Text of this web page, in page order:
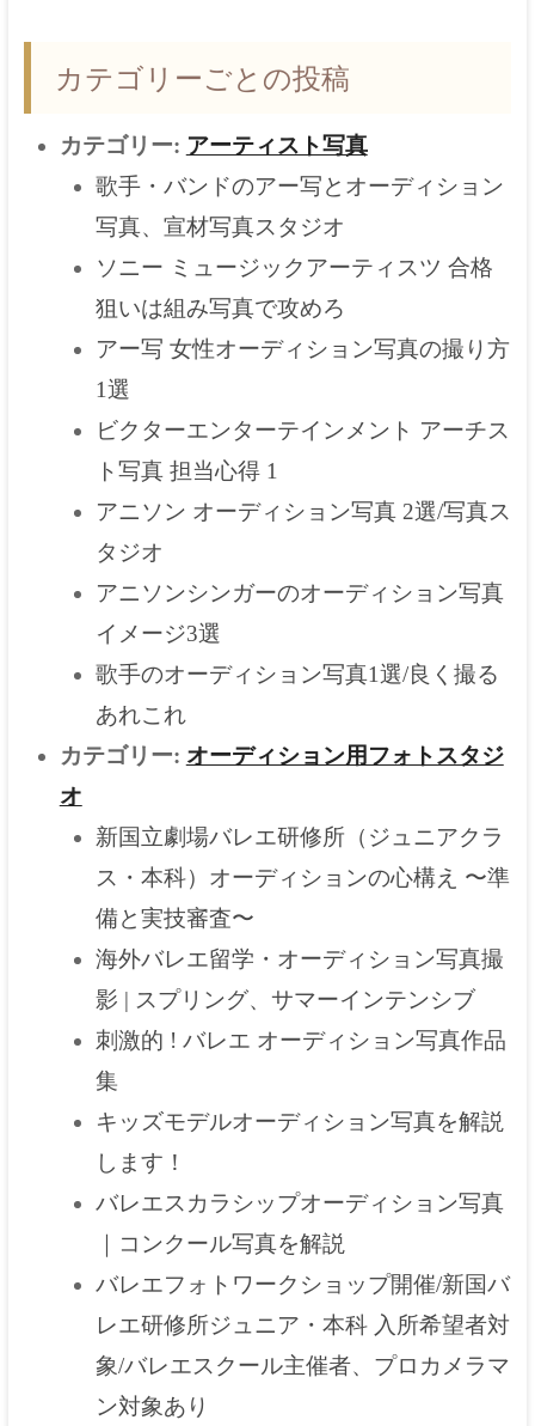
カテゴリーごとの投稿
カテゴリー: アーティスト写真
歌手・バンドのアー写とオーディション
写真、宣材写真スタジオ
ソニー ミュージックアーティスツ 合格
狙いは組み写真で攻めろ
アー写 女性オーディション写真の撮り方
1選
ビクターエンターテインメント アーチス
ト写真 担当心得 1
アニソン オーディション写真 2選/写真ス
タジオ
アニソンシンガーのオーディション写真
イメージ3選
歌手のオーディション写真1選/良く撮る
あれこれ
カテゴリー: オーディション用フォトスタジ
オ
新国立劇場バレエ研修所（ジュニアクラ
ス・本科）オーディションの心構え 〜準
備と実技審査〜
海外バレエ留学・オーディション写真撮
影 | スプリング、サマーインテンシブ
刺激的 ! バレエ オーディション写真作品
集
キッズモデルオーディション写真を解説
します！
バレエスカラシップオーディション写真
｜コンクール写真を解説
バレエフォトワークショップ開催/新国バ
レエ研修所ジュニア・本科 入所希望者対
象/バレエスクール主催者、プロカメラマ
ン対象あり